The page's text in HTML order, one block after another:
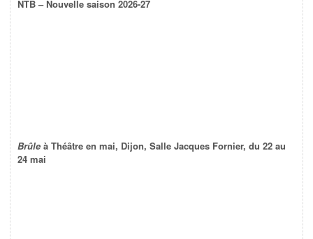
NTB – Nouvelle saison 2026-27
Brûle à Théâtre en mai, Dijon, Salle Jacques Fornier, du 22 au
24 mai